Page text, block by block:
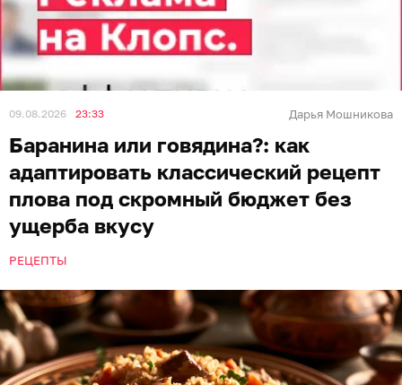
09.08.2026 23:33 Дарья Мошникова
Баранина или говядина?: как
адаптировать классический рецепт
плова под скромный бюджет без
ущерба вкусу
РЕЦЕПТЫ